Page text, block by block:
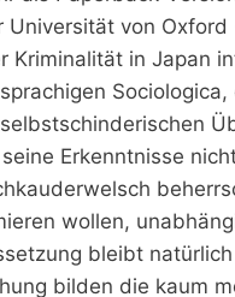
von
Kriminalität in Japan
Erkenntnisse
wollen,
bleibt
bilden die kaum